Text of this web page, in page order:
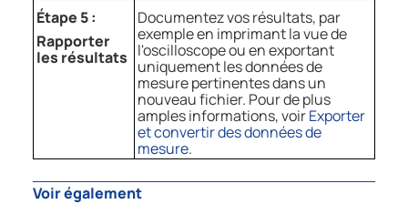
Étape 5 :
Rapporter
les résultats
Documentez vos résultats, par
exemple en imprimant la vue de
l'oscilloscope ou en exportant
uniquement les données de
mesure pertinentes dans un
nouveau fichier. Pour de plus
amples informations, voirExporter
et convertir des données de
mesure.
Voir également